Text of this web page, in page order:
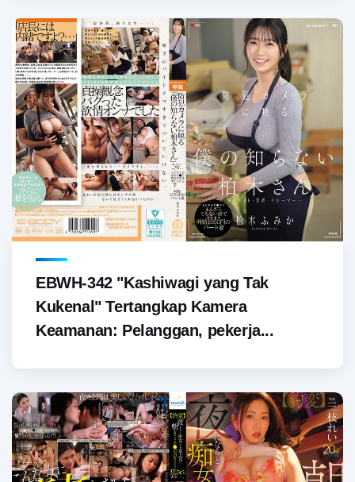
EBWH-342 "Kashiwagi yang Tak
Kukenal" Tertangkap Kamera
Keamanan: Pelanggan, pekerja...